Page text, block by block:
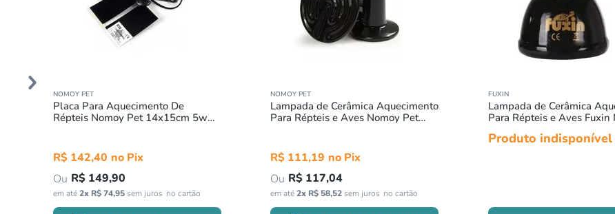
NOMOY PET
Placa Para Aquecimento De
Répteis Nomoy Pet 14x15cm 5w
R$ 142,40
R$ 149,90
em até2x R$ 74,95sem juros
NOMOY PET
Lampada de Cerâmica Aquecimento
Para Répteis e Aves Nomoy Pet
R$ 111,19
R$ 117,04
em até2x R$58,52sem juros
FUXIN
Lampada de Cerâmica
Para Répteis e Aves Fuxin
Produto indisponível